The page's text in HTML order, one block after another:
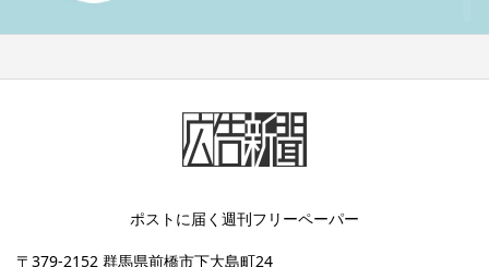
ポストに届く週刊フリーペーパー
〒379-2152 群馬県前橋市下大島町24